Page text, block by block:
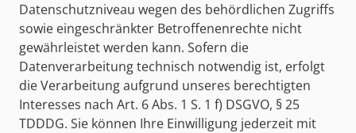
NEUAUFLAGE
Anlagenmechaniker/-in
Sanitär-, Heizungs- und
Klimatechnik
Prüfungsvorbereitung Teil 1
Gesellenprüfung
Datenschutzniveau wegen des behördlichen Zugriffs
sowie eingeschränkter Betroffenenrechte nicht
gewährleistet werden kann. Sofern die
Datenverarbeitung technisch notwendig ist, erfolgt
die Verarbeitung aufgrund unseres berechtigten
Interesses nach Art. 6 Abs. 1 S. 1 f) DSGVO, § 25
TDDDG. Sie können Ihre Einwilligung jederzeit mit